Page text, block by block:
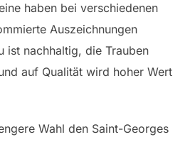
haben bei verschiedenen
Auszeichnungen
ist nachhaltig, die Trauben
auf Qualität wird hoher Wert
Wahl den Saint-Georges